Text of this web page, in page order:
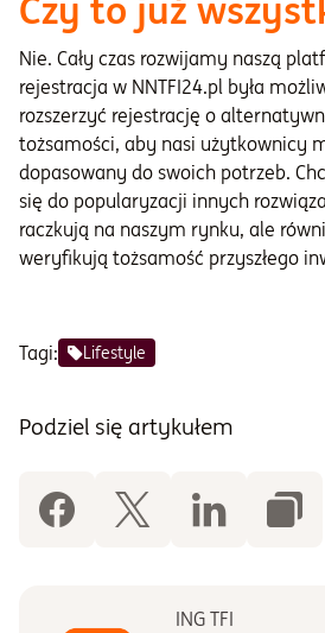
Czy to już
Nie. Cały czas rozwijamy naszą
rejestracja w NNTFI24.pl była
rozszerzyć rejestrację o
tożsamości, aby nasi użytkownicy
dopasowany do swoich potrzeb.
się do popularyzacji innych
raczkują na naszym rynku, ale
weryfikują tożsamość przyszłego
Tagi: Lifestyle
Podziel się artykułem
ING TFI